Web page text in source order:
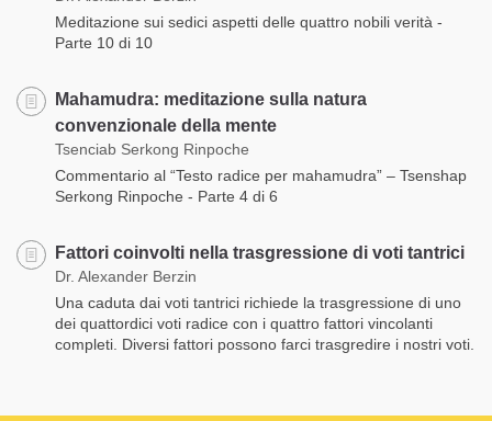
Meditazione sui sedici aspetti delle quattro nobili verità -
Parte 10 di 10
Mahamudra: meditazione sulla natura
convenzionale della mente
Tsenciab Serkong Rinpoche
Commentario al “Testo radice per mahamudra” – Tsenshap
Serkong Rinpoche - Parte 4 di 6
Fattori coinvolti nella trasgressione di voti tantrici
Dr. Alexander Berzin
Una caduta dai voti tantrici richiede la trasgressione di uno
dei quattordici voti radice con i quattro fattori vincolanti
completi. Diversi fattori possono farci trasgredire i nostri voti.